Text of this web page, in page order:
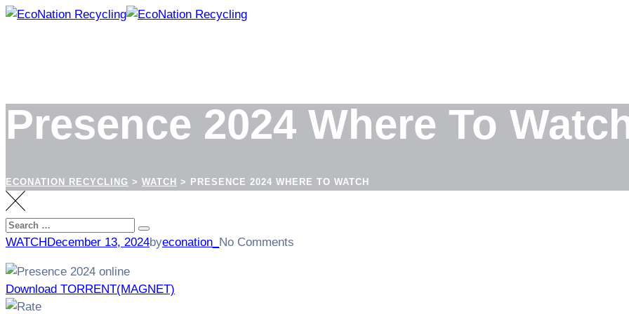
Skip
Presence 2024 Where To
ECONATION RECYCLING > WATCH > PRESENCE 2024 WHERE TO WATCH
Search
for:
Search
WATCHDecember 13, 2024byeconation_ No Comments
Download TORRENT(MAGNET)